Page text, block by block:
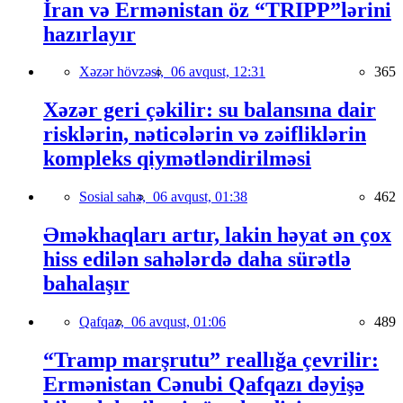
İran və Ermənistan öz “TRIPP”lərini
hazırlayır
Xəzər hövzəsi, 06 avqust, 12:31 365
Xəzər geri çəkilir: su balansına dair
risklərin, nəticələrin və zəifliklərin
kompleks qiymətləndirilməsi
Sosial sahə, 06 avqust, 01:38 462
Əməkhaqları artır, lakin həyat ən çox
hiss edilən sahələrdə daha sürətlə
bahalaşır
Qafqaz, 06 avqust, 01:06 489
“Tramp marşrutu” reallığa çevrilir:
Ermənistan Cənubi Qafqazı dəyişə